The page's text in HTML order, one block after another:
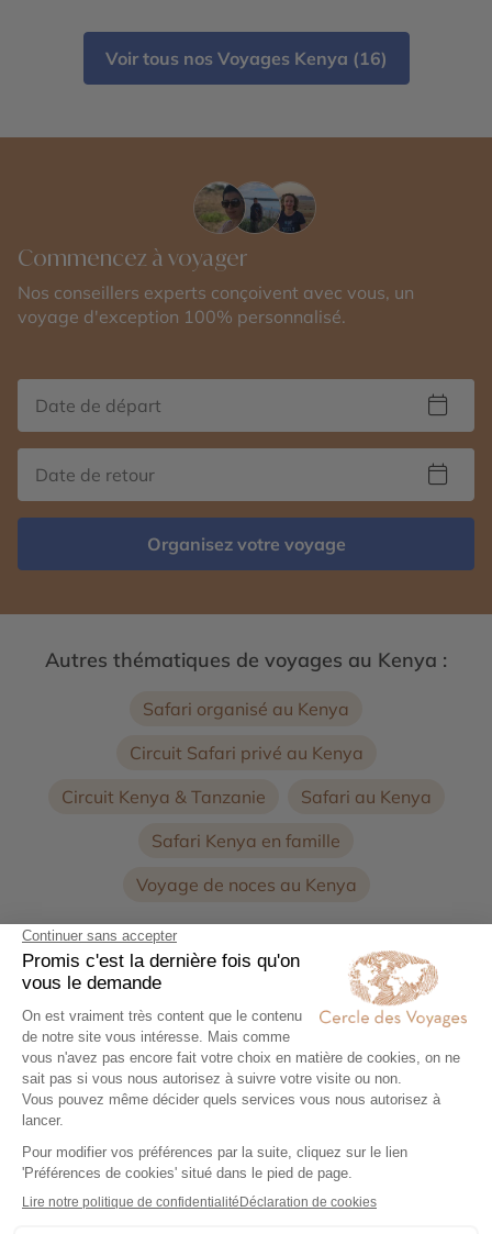
Voir tous nos Voyages Kenya (16)
Commencez à voyager
Nos conseillers experts conçoivent avec vous, un
voyage d'exception 100% personnalisé.
Organisez votre voyage
Autres thématiques de voyages au Kenya :
Safari organisé au Kenya
Circuit Safari privé au Kenya
Circuit Kenya & Tanzanie
Safari au Kenya
Safari Kenya en famille
Voyage de noces au Kenya
Avec le Cercle des Voyages, partez en
Kenyaen petit groupe.
Le circuit accompagné est la formule idéale pour la
découverte du pays dans son ensemble. Vous
parcourrez l’essentiel des richesses Kenyanes grâce à
votre guide qui vous fera partager ses connaissances